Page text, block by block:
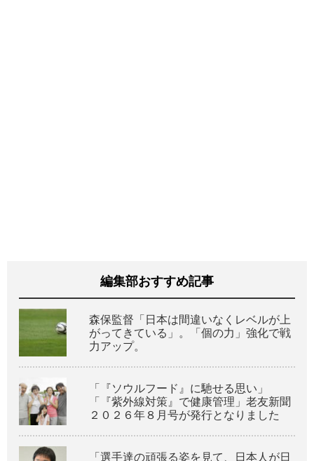
編集部おすすめ記事
森保監督「日本は間違いなくレベルが上
がってきている」。「個の力」強化で戦
力アップ。
「『ソウルフード』に馳せる思い」
「『紫外線対策』で健康管理」老友新聞
２０２６年８月号が発行となりました
「選手達の頑張る姿を見て、日本人が日